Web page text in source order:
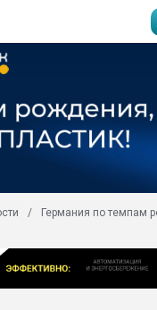
Германия по темпам